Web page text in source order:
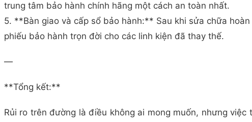
trung tâm bảo hành chính hãng một cách an toàn nhất.
5. **Bàn giao và cấp sổ bảo hành:** Sau khi sửa chữa
phiếu bảo hành trọn đời cho các linh kiện đã thay thế.
—
**Tổng kết:**
Rủi ro trên đường là điều không ai mong muốn, nhưng